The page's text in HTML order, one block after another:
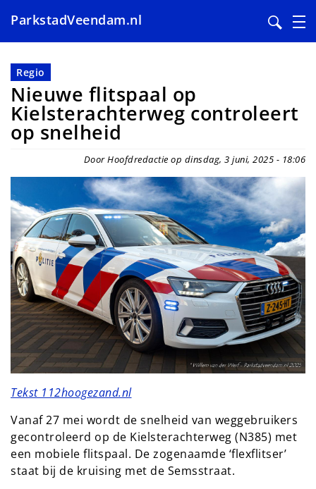
en
naar
de
inhoud
gaan
ParkstadVeendam.nl
Regio
Nieuwe flitspaal op
Kielsterachterweg controleert
op snelheid
Door Hoofdredactie op dinsdag, 3 juni, 2025 - 18:06
Tekst 112hoogezand.nl
Vanaf 27 mei wordt de snelheid van weggebruikers
gecontroleerd op de Kielsterachterweg (N385) met
een mobiele flitspaal. De zogenaamde ‘flexflitser’
staat bij de kruising met de Semsstraat.